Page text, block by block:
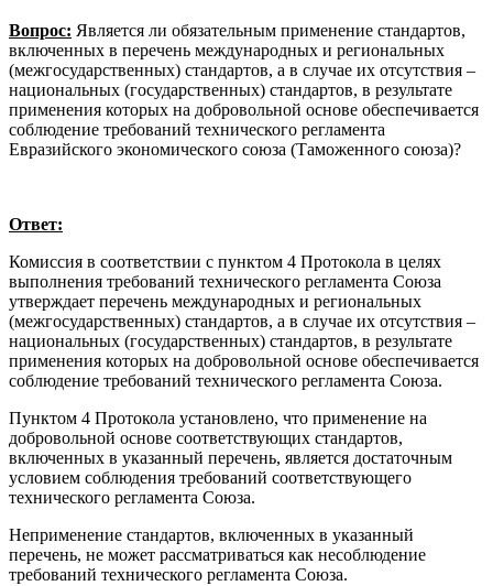
Вопрос: Является ли обязательным применение стандартов,
включенных в перечень международных и региональных
(межгосударственных) стандартов, а в случае их отсутствия –
национальных (государственных) стандартов, в результате
применения которых на добровольной основе обеспечивается
соблюдение требований технического регламента
Евразийского экономического союза (Таможенного союза)?
Ответ:
Комиссия в соответствии с пунктом 4 Протокола в целях
выполнения требований технического регламента Союза
утверждает перечень международных и региональных
(межгосударственных) стандартов, а в случае их отсутствия –
национальных (государственных) стандартов, в результате
применения которых на добровольной основе обеспечивается
соблюдение требований технического регламента Союза.
Пунктом 4 Протокола установлено, что применение на
добровольной основе соответствующих стандартов,
включенных в указанный перечень, является достаточным
условием соблюдения требований соответствующего
технического регламента Союза.
Неприменение стандартов, включенных в указанный
перечень, не может рассматриваться как несоблюдение
требований технического регламента Союза.